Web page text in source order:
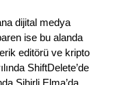
dijital medya
ise bu alanda
editörü ve kripto
ShiftDelete’de